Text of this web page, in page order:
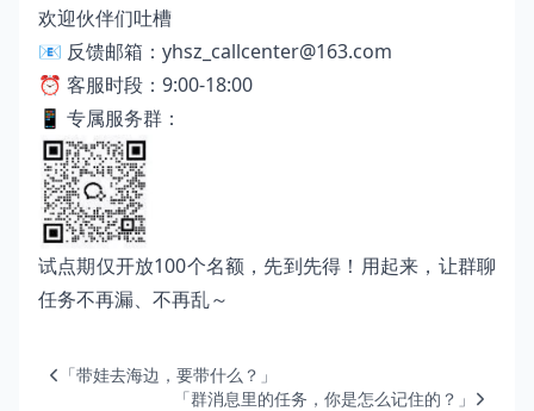
欢迎伙伴们吐槽
📧 反馈邮箱：yhsz_callcenter@163.com
⏰ 客服时段：9:00-18:00
📱 专属服务群：
试点期仅开放100个名额，先到先得！用起来，让群聊
任务不再漏、不再乱～
「带娃去海边，要带什么？」
「群消息里的任务，你是怎么记住的？」